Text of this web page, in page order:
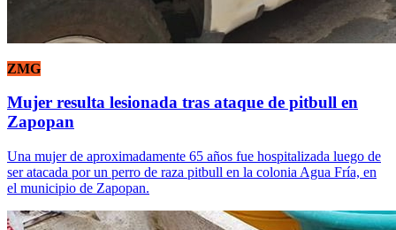
ZMG
Mujer resulta lesionada tras ataque de pitbull en
Zapopan
Una mujer de aproximadamente 65 años fue hospitalizada luego de
ser atacada por un perro de raza pitbull en la colonia Agua Fría, en
el municipio de Zapopan.